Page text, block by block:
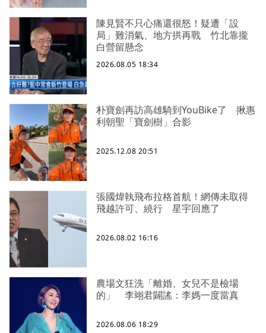
陳見賢不只心痛還很怒！疑遭「設
局」難消氣、地方拱再戰 竹北靠攏
白營留懸念
2026.08.05 18:34
朴寶劍再訪高雄騎到YouBike了 揪惠
利朝聖「寶劍樹」合影
2025.12.08 20:51
張國煒執飛布拉格首航！網傳未取得
飛越許可、繞行 星宇回應了
2026.08.02 16:16
農場文狂洗「離婚、女兒不是檢場
的」 李翊君闢謠：李媽一度當真
2026.08.06 18:29